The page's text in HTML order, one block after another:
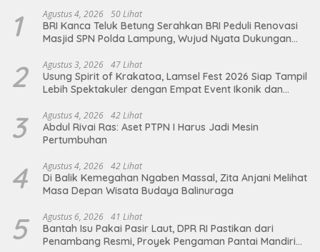
1 Agustus 4, 2026 50 Lihat
BRI Kanca Teluk Betung Serahkan BRI Peduli Renovasi
Masjid SPN Polda Lampung, Wujud Nyata Dukungan
2 Agustus 3, 2026 47 Lihat
Usung Spirit of Krakatoa, Lamsel Fest 2026 Siap Tampil
Lebih Spektakuler dengan Empat Event Ikonik dan
3 Agustus 4, 2026 42 Lihat
Abdul Rivai Ras: Aset PTPN I Harus Jadi Mesin
Pertumbuhan
4 Agustus 4, 2026 42 Lihat
Di Balik Kemegahan Ngaben Massal, Zita Anjani Melihat
Masa Depan Wisata Budaya Balinuraga
5 Agustus 6, 2026 41 Lihat
Bantah Isu Pakai Pasir Laut, DPR RI Pastikan dari
Penambang Resmi, Proyek Pengaman Pantai Mandiri